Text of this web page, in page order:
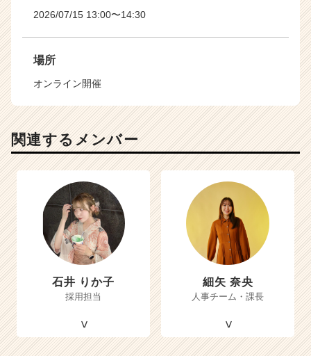
2026/07/15 13:00〜14:30
場所
オンライン開催
関連するメンバー
石井 りか子
採用担当
細矢 奈央
人事チーム・課長